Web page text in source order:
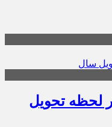
لحظه تحویل